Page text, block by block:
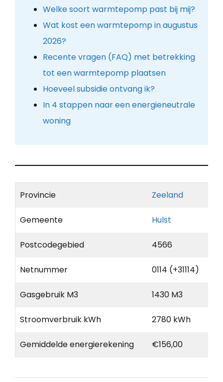
Welke soort warmtepomp past bij mij?
Wat kost een warmtepomp in augustus
2026?
Recente vragen (FAQ) met betrekking
tot een warmtepomp plaatsen
Hoeveel subsidie ontvang ik?
In 4 stappen naar een energieneutrale
woning
Provincie Zeeland
Gemeente Hulst
Postcodegebied 4566
Netnummer 0114 (+31114)
Gasgebruik M3 1430 M3
Stroomverbruik kWh 2780 kWh
Gemiddelde energierekening €156,00